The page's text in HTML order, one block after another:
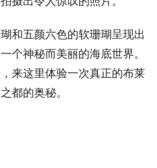
和五颜六色的软珊瑚呈现出
个神秘而美丽的海底世界。
来这里体验一次真正的布莱
都的奥秘。